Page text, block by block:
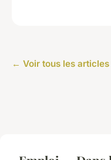
← Voir tous les articles